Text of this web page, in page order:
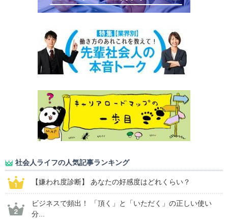
社会人ライフの人気記事ランキング
【嫌われ度診断】 あなたの好感度はどれくらい？
ビジネスで頻出！ 「頂く」と「いただく」の正しい使い
分...